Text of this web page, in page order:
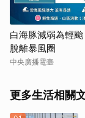
白海豚減弱為輕
脫離暴風圈
中央廣播電臺
更多生活相關